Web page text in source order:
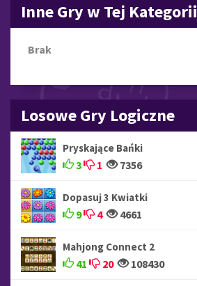
Inne Gry w Tej Kategorii
Brak
Losowe Gry Logiczne
Pryskające Bańki
3 1 7356
Dopasuj 3 Kwiatki
9 4 4661
Mahjong Connect 2
41 20 108430